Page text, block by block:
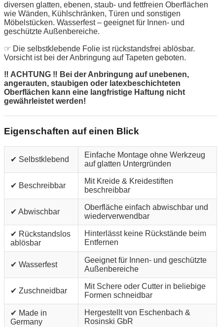
diversen glatten, ebenen, staub- und fettfreien Oberflächen
wie Wänden, Kühlschränken, Türen und sonstigen
Möbelstücken. Wasserfest – geeignet für Innen- und
geschützte Außenbereiche.
☞ Die selbstklebende Folie ist rückstandsfrei ablösbar.
Vorsicht ist bei der Anbringung auf Tapeten geboten.
‼ ACHTUNG ‼ Bei der Anbringung auf unebenen,
angerauten, staubigen oder latexbeschichteten
Oberflächen kann eine langfristige Haftung nicht
gewährleistet werden!
Eigenschaften auf einen Blick
✔ Selbstklebend
Einfache Montage ohne Werkzeug
auf glatten Untergründen
✔ Beschreibbar
Mit Kreide & Kreidestiften
beschreibbar
✔ Abwischbar
Oberfläche einfach abwischbar und
wiederverwendbar
✔ Rückstandslos
ablösbar
Hinterlässt keine Rückstände beim
Entfernen
✔ Wasserfest
Geeignet für Innen- und geschützte
Außenbereiche
✔ Zuschneidbar
Mit Schere oder Cutter in beliebige
Formen schneidbar
✔ Made in
Germany
Hergestellt von Eschenbach &
Rosinski GbR